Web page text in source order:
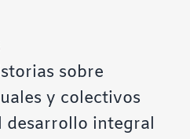
sobre
y colectivos
desarrollo integral
Fondo claro
Subrayar enlaces